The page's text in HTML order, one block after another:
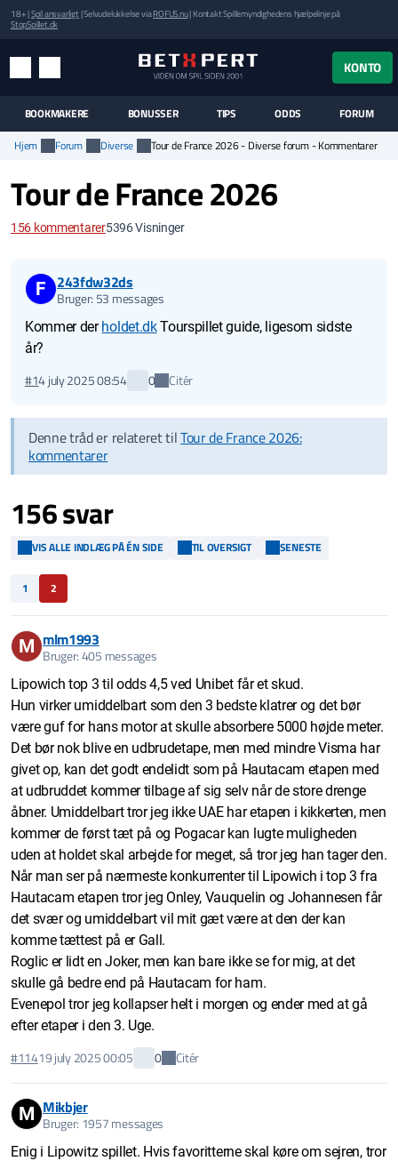
18+ |Spil ansvarligt| Selvudelukkelse viaROFUS.nu| Kontakt Spillemyndighedens hjælpelinje på
StopSpillet.dk
KONTO
MENUEN
BOOKMAKERE BONUSSER TIPS ODDS
FORUM
Hjem
Forum Diverse Tour de France 2026 - Diverse forum - Kommentarer
Tour de France 2026
156 kommentarer5396Visninger
F 243fdw32ds
Bruger: 53 messages
Kommer derholdet.dkTourspillet guide, ligesom sidste
år?
#14 july 2025 08:54 0 Citér
Denne tråd er relateret tilTour de France 2026:
kommentarer
156 svar
VIS ALLE INDLÆG PÅ ÉN SIDE TIL OVERSIGT SENESTE
1 2
M mlm1993
Bruger: 405 messages
Lipowich top 3 til odds 4,5 ved Unibet får et skud.
Hun virker umiddelbart som den 3 bedste klatrer og det bør
være guf for hans motor at skulle absorbere 5000 højde meter.
Det bør nok blive en udbrudetape, men med mindre Visma har
givet op, kan det godt endelidt som på Hautacam etapen med
at udbruddet kommer tilbage af sig selv når de store drenge
åbner. Umiddelbart tror jeg ikke UAE har etapen i kikkerten, men
kommer de først tæt på og Pogacar kan lugte muligheden
uden at holdet skal arbejde for meget, så tror jeg han tager den.
Når man ser på nærmeste konkurrenter til Lipowich i top 3 fra
Hautacam etapen tror jeg Onley, Vauquelin og Johannesen får
det svær og umiddelbart vil mit gæt være at den der kan
komme tættest på er Gall.
Roglic er lidt en Joker, men kan bare ikke se for mig, at det
skulle gå bedre end på Hautacam for ham.
Evenepol tror jeg kollapser helt i morgen og ender med at gå
efter etaper i den 3. Uge.
#11419 july 2025 00:05 0 Citér
M Mikbjer
Bruger: 1957 messages
Enig i Lipowitz spillet. Hvis favoritterne skal køre om sejren, tror